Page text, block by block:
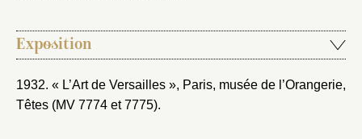
Exposition
1932. « L’Art de Versailles », Paris, musée de l’Orangerie,
Têtes (MV 7774 et 7775).